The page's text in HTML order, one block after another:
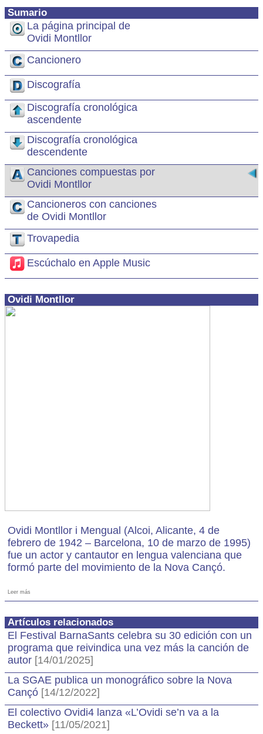
Sumario
La página principal de
Ovidi Montllor
Cancionero
Discografía
Discografía cronológica
ascendente
Discografía cronológica
descendente
Canciones compuestas por
Ovidi Montllor
Cancioneros con canciones
de Ovidi Montllor
Trovapedia
Escúchalo en Apple Music
Ovidi Montllor
Ovidi Montllor i Mengual (Alcoi, Alicante, 4 de
febrero de 1942 – Barcelona, 10 de marzo de 1995)
fue un actor y cantautor en lengua valenciana que
formó parte del movimiento de la Nova Cançó.
Leer más
Artículos relacionados
El Festival BarnaSants celebra su 30 edición con un
programa que reivindica una vez más la canción de
autor [14/01/2025]
La SGAE publica un monográfico sobre la Nova
Cançó [14/12/2022]
El colectivo Ovidi4 lanza «L’Ovidi se’n va a la
Beckett» [11/05/2021]